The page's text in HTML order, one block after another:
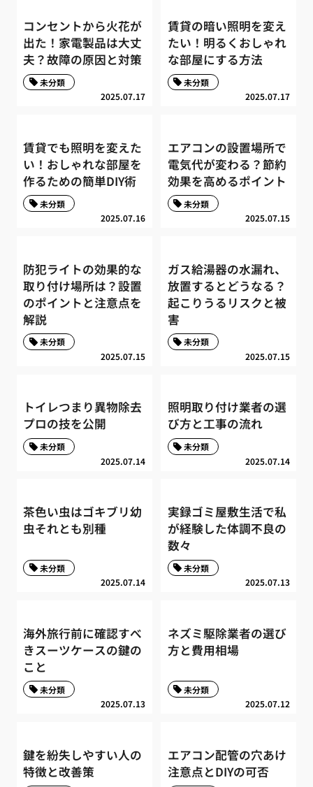
コンセントから火花が
出た！家電製品は大丈
夫？故障の原因と対策
2025.07.17
未分類
賃貸の暗い照明を変え
たい！明るくおしゃれ
な部屋にする方法
2025.07.17
未分類
賃貸でも照明を変えた
い！おしゃれな部屋を
作るための簡単DIY術
2025.07.16
未分類
エアコンの設置場所で
電気代が変わる？節約
効果を高めるポイント
2025.07.15
未分類
防犯ライトの効果的な
取り付け場所は？設置
のポイントと注意点を
解説
2025.07.15
未分類
ガス給湯器の水漏れ、
放置するとどうなる？
起こりうるリスクと被
害
2025.07.15
未分類
トイレつまり異物除去
プロの技を公開
2025.07.14
未分類
照明取り付け業者の選
び方と工事の流れ
2025.07.14
未分類
茶色い虫はゴキブリ幼
虫それとも別種
2025.07.14
未分類
実録ゴミ屋敷生活で私
が経験した体調不良の
数々
2025.07.13
未分類
海外旅行前に確認すべ
きスーツケースの鍵の
こと
2025.07.13
未分類
ネズミ駆除業者の選び
方と費用相場
2025.07.12
未分類
鍵を紛失しやすい人の
特徴と改善策
エアコン配管の穴あけ
注意点とDIYの可否